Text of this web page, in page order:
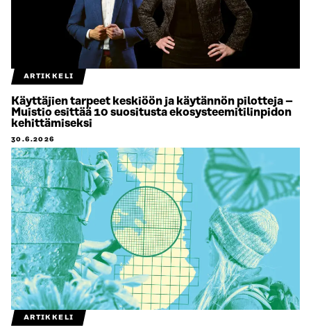
ARTIKKELI
Käyttäjien tarpeet keskiöön ja käytännön pilotteja –
Muistio esittää 10 suositusta ekosysteemitilinpidon
kehittämiseksi
30.6.2026
ARTIKKELI